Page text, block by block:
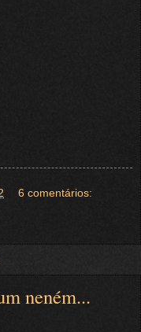
6 comentários:
neném...